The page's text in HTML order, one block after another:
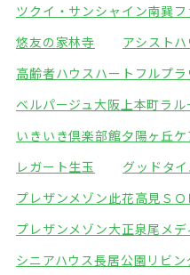
ツクイ・サンシャイン南巽
悠友の家林寺
アシストハ
高齢者ハウスハートフルプ
ベルパージュ大阪上本町ラル
いきいき倶楽部館夕陽ヶ丘
レガート生玉
グッドタ
プレザンメゾン此花高見 Ｓ
プレザンメゾン大正泉尾 メ
シニアハウス長居公園 リビ